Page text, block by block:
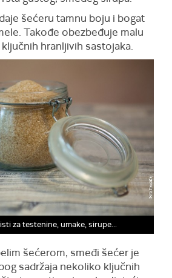
šećeru tamnu boju i bogat
Takođe obezbeđuje malu
hranljivih sastojaka.
za testenine, umake, sirupe...
šećerom, smeđi šećer je
sadržaja nekoliko ključnih